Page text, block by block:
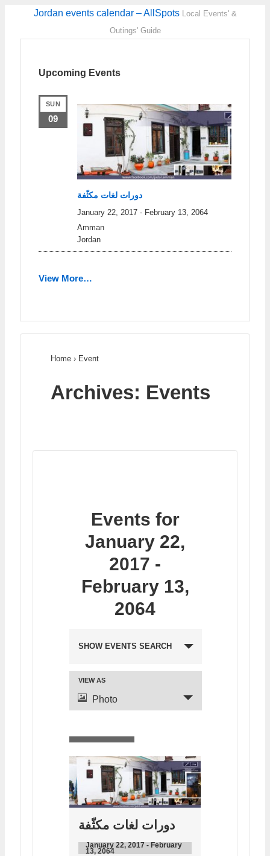
Jordan events calendar – AllSpots Local Events' &
Outings' Guide
Upcoming Events
SUN
09
دورات لغات مكثّفة
January 22, 2017 - February 13, 2064
Amman
Jordan
View More…
Home › Event
Archives: Events
Events for
January 22,
2017 -
February 13,
2064
SHOW EVENTS SEARCH
VIEW AS
Photo
دورات لغات مكثّفة
January 22, 2017-February
13, 2064